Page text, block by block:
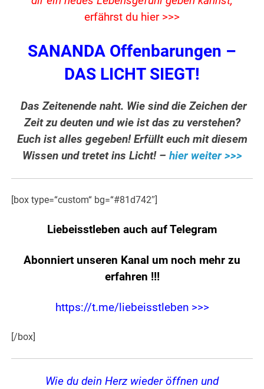
erfährst du hier >>>
SANANDA Offenbarungen –
DAS LICHT SIEGT!
Das Zeitenende naht. Wie sind die Zeichen der
Zeit zu deuten und wie ist das zu verstehen?
Euch ist alles gegeben! Erfüllt euch mit diesem
Wissen und tretet ins Licht! – hier weiter >>>
[box type=“custom“ bg=“#81d742″]
Liebeisstleben auch auf Telegram
Abonniert unseren Kanal um noch mehr zu
erfahren !!!
https://t.me/liebeisstleben >>>
[/box]
Wie du dein Herz wieder öffnen und